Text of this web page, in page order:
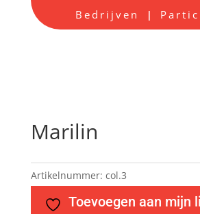
Bedrijven |
Marilin
Artikelnummer: col.3
Toevoegen aan mijn